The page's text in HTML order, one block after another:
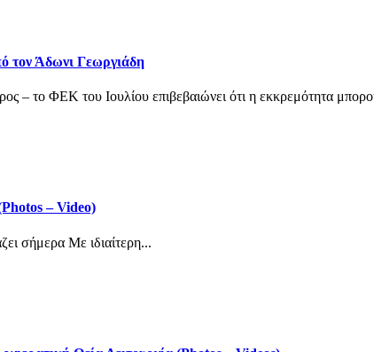
τον Άδωνι Γεωργιάδη
– το ΦΕΚ του Ιουλίου επιβεβαιώνει ότι η εκκρεμότητα
– Video)
σήμερα Με ιδιαίτερη...